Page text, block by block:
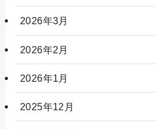
2026年3月
2026年2月
2026年1月
2025年12月